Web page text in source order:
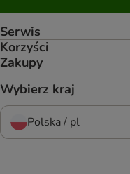
Serwis
Korzyści
Zakupy
Wybierz kraj
Polska / pl